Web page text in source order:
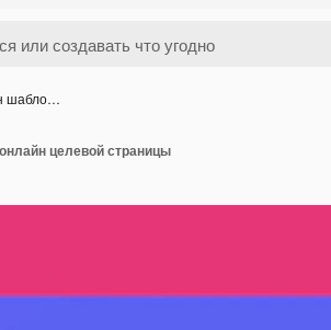
шабло…
целевой страницы